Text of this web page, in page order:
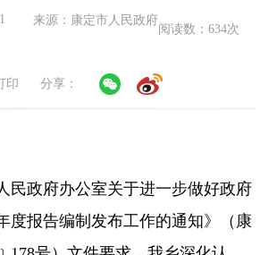
来源： 康定市人民政府
阅读数： 634次
印 分享：
民政府办公室关于进一步做好政府
度报告编制发布工作的通知》（康